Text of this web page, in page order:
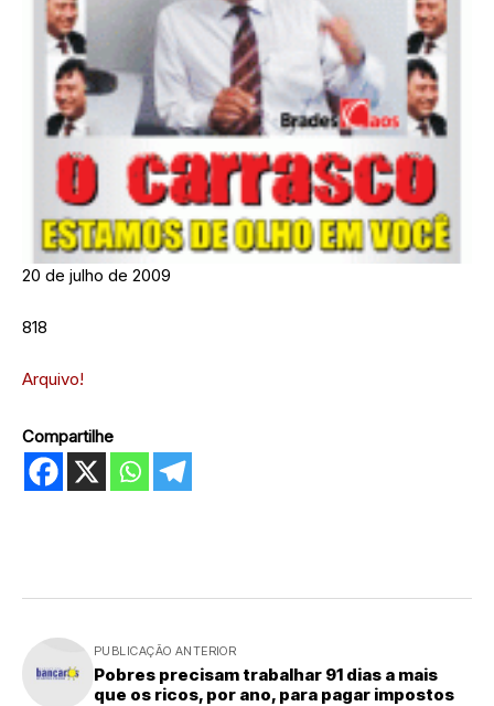
20 de julho de 2009
818
Arquivo!
Compartilhe
PUBLICAÇÃO ANTERIOR
Pobres precisam trabalhar 91 dias a mais
que os ricos, por ano, para pagar impostos